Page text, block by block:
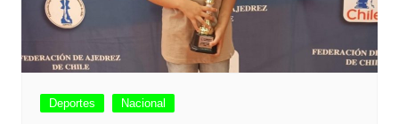
Deportes Nacional